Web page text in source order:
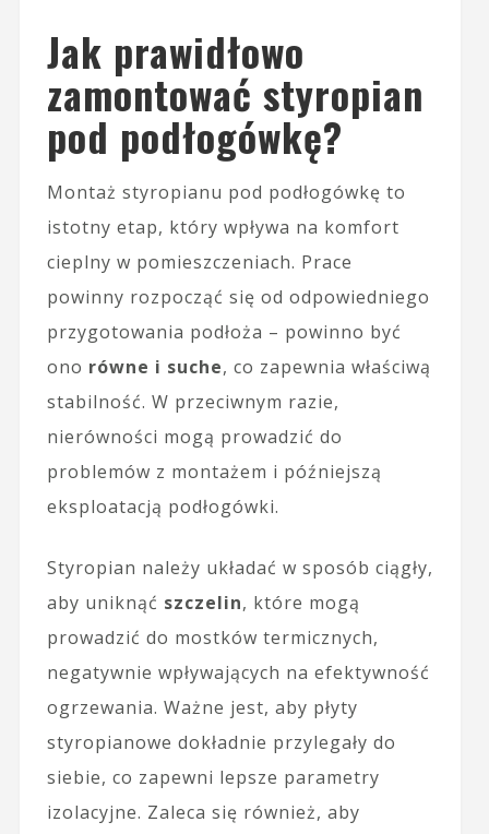
Jak prawidłowo
zamontować styropian
pod podłogówkę?
Montaż styropianu pod podłogówkę to
istotny etap, który wpływa na komfort
cieplny w pomieszczeniach. Prace
powinny rozpocząć się od odpowiedniego
przygotowania podłoża – powinno być
ono równe i suche, co zapewnia właściwą
stabilność. W przeciwnym razie,
nierówności mogą prowadzić do
problemów z montażem i późniejszą
eksploatacją podłogówki.
Styropian należy układać w sposób ciągły,
aby uniknąć szczelin, które mogą
prowadzić do mostków termicznych,
negatywnie wpływających na efektywność
ogrzewania. Ważne jest, aby płyty
styropianowe dokładnie przylegały do
siebie, co zapewni lepsze parametry
izolacyjne. Zaleca się również, aby